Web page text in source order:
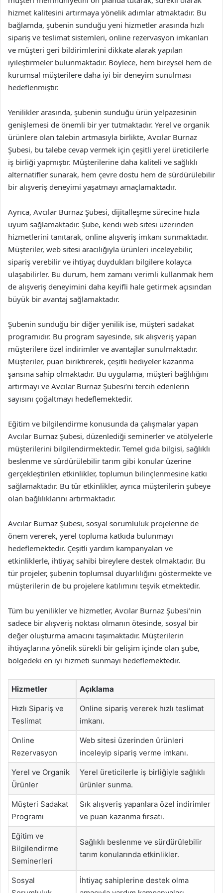
hizmet kalitesini artırmaya yönelik adımlar atmaktadır. Bu
bağlamda, şubenin sunduğu yeni hizmetler arasında hızlı
sipariş ve teslimat sistemleri, online rezervasyon imkanları
ve müşteri geri bildirimlerini dikkate alarak yapılan
iyileştirmeler bulunmaktadır. Böylece, hem bireysel hem de
kurumsal müşterilere daha iyi bir deneyim sunulması
hedeflenmiştir.
Yenilikler arasında, şubenin sunduğu ürün yelpazesinin
genişlemesi de önemli bir yer tutmaktadır. Yerel ve organik
ürünlere olan talebin artmasıyla birlikte, Avcılar Burnaz
Şubesi, bu talebe cevap vermek için çeşitli yerel üreticilerle
iş birliği yapmıştır. Müşterilerine daha kaliteli ve sağlıklı
alternatifler sunarak, hem çevre dostu hem de sürdürülebilir
bir alışveriş deneyimi yaşatmayı amaçlamaktadır.
Ayrıca, Avcılar Burnaz Şubesi, dijitalleşme sürecine hızla
uyum sağlamaktadır. Şube, kendi web sitesi üzerinden
hizmetlerini tanıtarak, online alışveriş imkanı sunmaktadır.
Müşteriler, web sitesi aracılığıyla ürünleri inceleyebilir,
sipariş verebilir ve ihtiyaç duydukları bilgilere kolayca
ulaşabilirler. Bu durum, hem zamanı verimli kullanmak hem
de alışveriş deneyimini daha keyifli hale getirmek açısından
büyük bir avantaj sağlamaktadır.
Şubenin sunduğu bir diğer yenilik ise, müşteri sadakat
programıdır. Bu program sayesinde, sık alışveriş yapan
müşterilere özel indirimler ve avantajlar sunulmaktadır.
Müşteriler, puan biriktirerek, çeşitli hediyeler kazanma
şansına sahip olmaktadır. Bu uygulama, müşteri bağlılığını
artırmayı ve Avcılar Burnaz Şubesi’ni tercih edenlerin
sayısını çoğaltmayı hedeflemektedir.
Eğitim ve bilgilendirme konusunda da çalışmalar yapan
Avcılar Burnaz Şubesi, düzenlediği seminerler ve atölyelerle
müşterilerini bilgilendirmektedir. Temel gıda bilgisi, sağlıklı
beslenme ve sürdürülebilir tarım gibi konular üzerine
gerçekleştirilen etkinlikler, toplumun bilinçlenmesine katkı
sağlamaktadır. Bu tür etkinlikler, ayrıca müşterilerin şubeye
olan bağlılıklarını artırmaktadır.
Avcılar Burnaz Şubesi, sosyal sorumluluk projelerine de
önem vererek, yerel topluma katkıda bulunmayı
hedeflemektedir. Çeşitli yardım kampanyaları ve
etkinliklerle, ihtiyaç sahibi bireylere destek olmaktadır. Bu
tür projeler, şubenin toplumsal duyarlılığını göstermekte ve
müşterilerin de bu projelere katılımını teşvik etmektedir.
Tüm bu yenilikler ve hizmetler, Avcılar Burnaz Şubesi’nin
sadece bir alışveriş noktası olmanın ötesinde, sosyal bir
değer oluşturma amacını taşımaktadır. Müşterilerin
ihtiyaçlarına yönelik sürekli bir gelişim içinde olan şube,
bölgedeki en iyi hizmeti sunmayı hedeflemektedir.
Hizmetler Açıklama
Hızlı Sipariş ve
Teslimat
Online sipariş vererek hızlı teslimat
imkanı.
Online
Rezervasyon
Web sitesi üzerinden ürünleri
inceleyip sipariş verme imkanı.
Yerel ve Organik
Ürünler
Yerel üreticilerle iş birliğiyle sağlıklı
ürünler sunma.
Müşteri Sadakat
Programı
Sık alışveriş yapanlara özel indirimler
ve puan kazanma fırsatı.
Eğitim ve
Bilgilendirme
Seminerleri
Sağlıklı beslenme ve sürdürülebilir
tarım konularında etkinlikler.
Sosyal
İhtiyaç sahiplerine destek olma